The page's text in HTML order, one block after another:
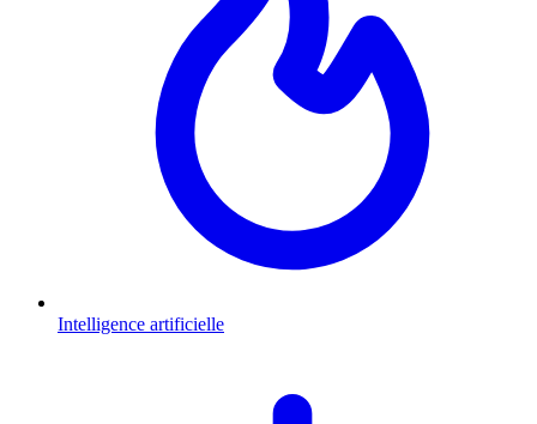
Intelligence artificielle